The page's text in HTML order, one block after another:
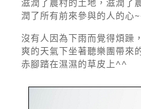
滋潤了農村的土地，滋潤了
潤了所有前來參與的人的心
沒有人因為下雨而覺得煩躁
爽的天氣下坐著聽樂團帶來
赤腳踏在濕濕的草皮上^^